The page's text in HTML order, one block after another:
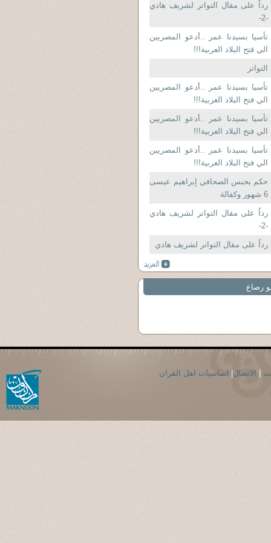
رداً على مقال التواتر لشريف هادي
-2-
تأسيا بسيدنا عمر ..أدعو المصريين
الي فتح البلاد العربية!!!
التواتر
تأسيا بسيدنا عمر ..أدعو المصريين
الي فتح البلاد العربية!!!
تأسيا بسيدنا عمر ..أدعو المصريين
الي فتح البلاد العربية!!!
تأسيا بسيدنا عمر ..أدعو المصريين
الي فتح البلاد العربية!!!
حكم بحبس الصحافي إبراهيم عيسى
6 شهور وكفالة
رداً على مقال التواتر لشريف هادي
-2-
رداً على مقال التواتر لشريف هادي
رصاع
الاتصال اساسيات اهل القران